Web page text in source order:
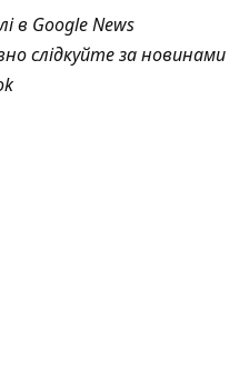
в Google News
слідкуйте за новинами